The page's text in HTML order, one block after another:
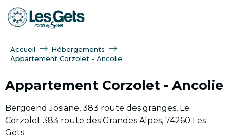
Aller
au
Accueil
Hébergements
Appartement Corzolet - Ancolie
Appartement Corzolet - Ancolie
Bergoend Josiane, 383 route des granges, Le
Corzolet 383 route des Grandes Alpes, 74260 Les
Gets